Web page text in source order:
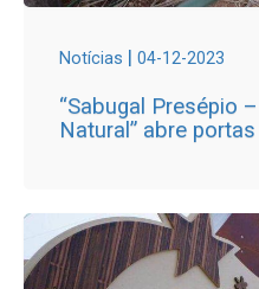
Notícias | 04-12-2023
“Sabugal Presépio
Natural” abre